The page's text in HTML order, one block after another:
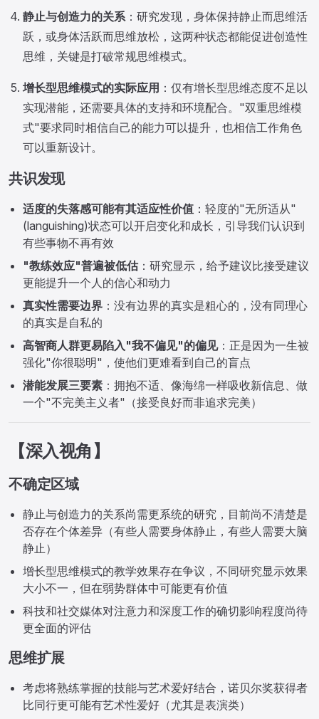
静止与创造力的关系 ：研究发现，身体保持静止而思维活
跃，或身体活跃而思维放松，这两种状态都能促进创造性
思维，关键是打破常规思维模式。
增长型思维模式的实际应用 ：仅有增长型思维态度不足以
实现潜能，还需要具体的支持和环境配合。"双重思维模
式"要求同时相信自己的能力可以提升，也相信工作角色
可以重新设计。
共识发现
适度的失落感可能有其适应性价值 ：轻度的"无所适从"
(languishing)状态可以开启变化和成长，引导我们认识到
有些事物不再有效
"教练效应"普遍被低估：研究显示，给予建议比接受建议
更能提升一个人的信心和动力
真实性需要边界 ：没有边界的真实是粗心的，没有同理心
的真实是自私的
高智商人群更易陷入"我不偏见"的偏见：正是因为一生被
强化"你很聪明"，使他们更难看到自己的盲点
潜能发展三要素 ：拥抱不适、像海绵一样吸收新信息、做
一个"不完美主义者"（接受良好而非追求完美）
【深入视角】
不确定区域
静止与创造力的关系尚需更系统的研究，目前尚不清楚是
否存在个体差异（有些人需要身体静止，有些人需要大脑
静止）
增长型思维模式的教学效果存在争议，不同研究显示效果
大小不一，但在弱势群体中可能更有价值
科技和社交媒体对注意力和深度工作的确切影响程度尚待
更全面的评估
思维扩展
考虑将熟练掌握的技能与艺术爱好结合，诺贝尔奖获得者
比同行更可能有艺术性爱好（尤其是表演类）